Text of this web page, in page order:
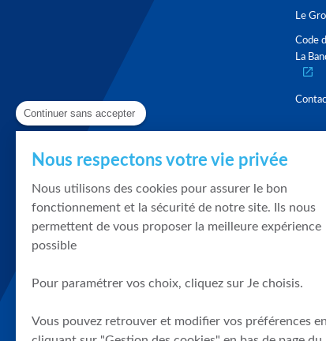
Le
Code
La
en
Continuer sans accepter
Nous respectons votre vie privée
Nous utilisons des cookies pour assurer le bon
fonctionnement et la sécurité de notre site. Ils nous
permettent de vous proposer la meilleure expérience
possible
Pour paramétrer vos choix, cliquez sur Je choisis.
Vous pouvez retrouver et modifier vos préférences en